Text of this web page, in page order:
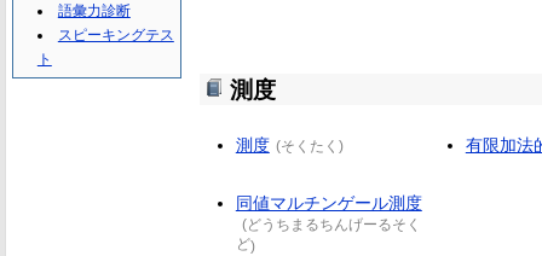
測度
測度 (そくたく ) 有限加法
同値マルチンゲール測度
(どうちまるちんげーるそく
ど)
語彙力診断
スピーキングテス
ト